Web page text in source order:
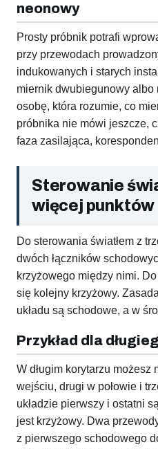
neonowy
Prosty próbnik potrafi
przy przewodach
indukowanych i starych
miernik dwubiegunowy albo
osobę, która rozumie, co
próbnika nie mówi jeszcze,
faza zasilająca,
Sterowanie
więcej punktów
Do sterowania światłem z
dwóch łączników
krzyżowego między nimi.
się kolejny krzyżowy.
układu są schodowe, a w
Przykład dla
W długim korytarzu możesz
wejściu, drugi w połowie i
układzie pierwszy i ostatni
jest krzyżowy. Dwa
z pierwszego schodowego